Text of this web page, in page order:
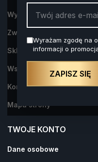
Wyrażam zgodę na
informacji o
ZAPISZ SIĘ
Wysyłka i płatności
Zwroty i reklamacje
Sklep Alkohol na Prezent-
Współpraca
Kontakt z nami
Mapa strony
TWOJE KONTO
Dane osobowe